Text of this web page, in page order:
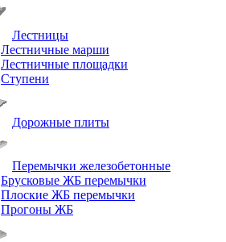
Лестницы
Лестничные марши
Лестничные площадки
Ступени
Дорожные плиты
Перемычки железобетонные
Брусковые ЖБ перемычки
Плоские ЖБ перемычки
Прогоны ЖБ